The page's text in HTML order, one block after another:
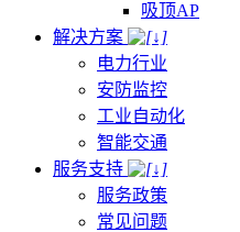
吸顶AP
解决方案
电力行业
安防监控
工业自动化
智能交通
服务支持
服务政策
常见问题